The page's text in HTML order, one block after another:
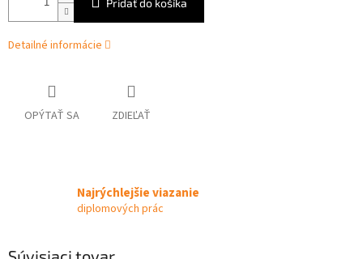
Pridať do košíka
Detailné informácie
OPÝTAŤ SA ZDIEĽAŤ
Najrýchlejšie viazanie
diplomových prác